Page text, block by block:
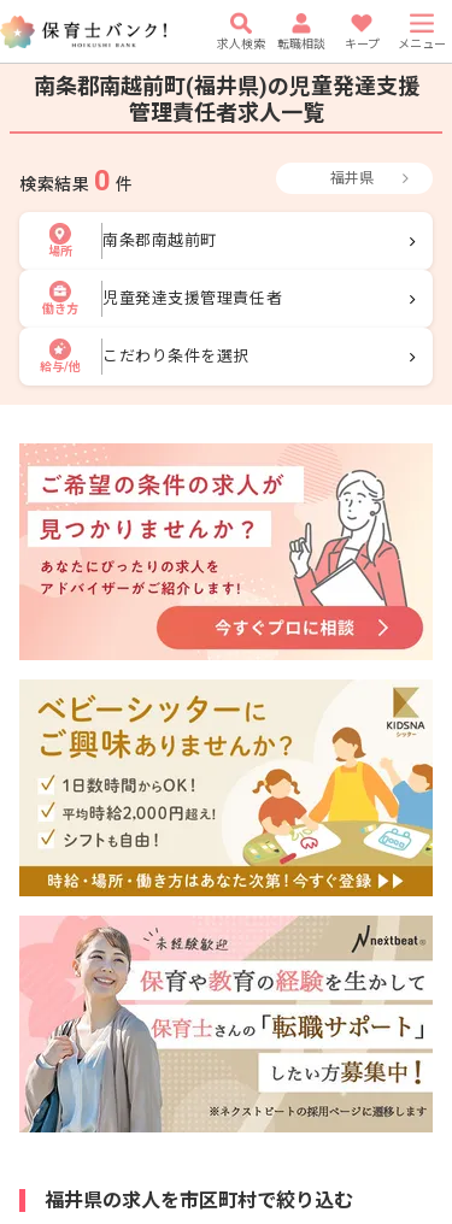
求人検索 転職相談 キープ メニュー
南条郡南越前町(福井県)の児童発達支援
管理責任者求人一覧
検索結果 0 件 福井県
場所
南条郡南越前町
働き方
児童発達支援管理責任者
給与/他
こだわり条件を選択
福井県の求人を市区町村で絞り込む